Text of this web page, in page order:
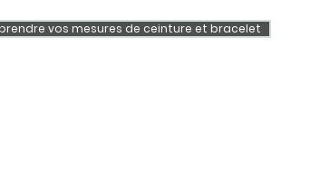
vos mesures de ceinture et bracelet